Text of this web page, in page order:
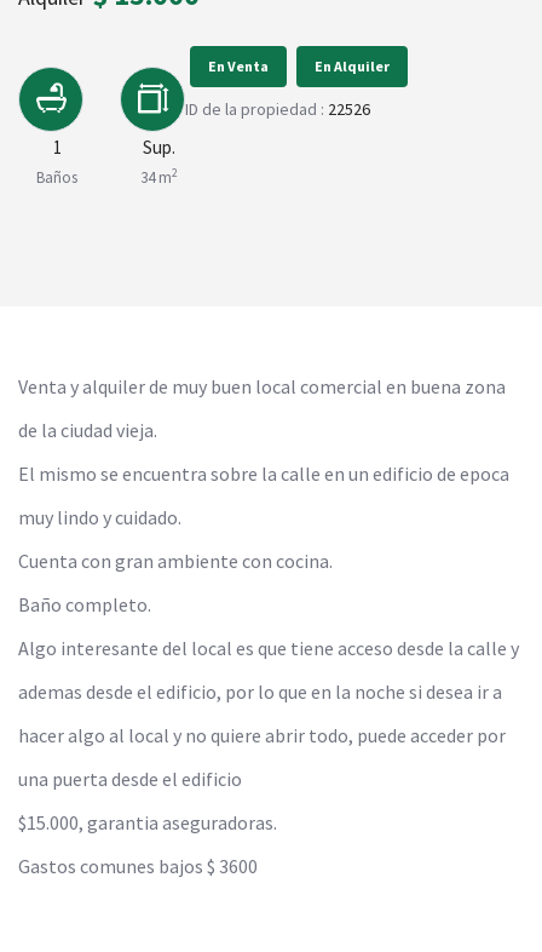
1
Baños
Sup.
34 m2
En Venta En Alquiler
ID de la propiedad : 22526
Venta y alquiler de muy buen local comercial en buena zona
de la ciudad vieja.
El mismo se encuentra sobre la calle en un edificio de epoca
muy lindo y cuidado.
Cuenta con gran ambiente con cocina.
Baño completo.
Algo interesante del local es que tiene acceso desde la calle y
ademas desde el edificio, por lo que en la noche si desea ir a
hacer algo al local y no quiere abrir todo, puede acceder por
una puerta desde el edificio
$15.000, garantia aseguradoras.
Gastos comunes bajos $ 3600